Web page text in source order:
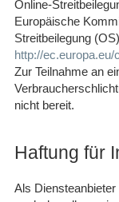
Online-
Europäische
Streitbeilegung
http://
Zur Teilnahme an
nicht bereit.
Haftung für
Als